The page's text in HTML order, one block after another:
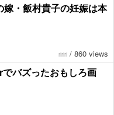
嫁・飯村貴子の妊娠は本
ririri / 860 views
バズったおもしろ画